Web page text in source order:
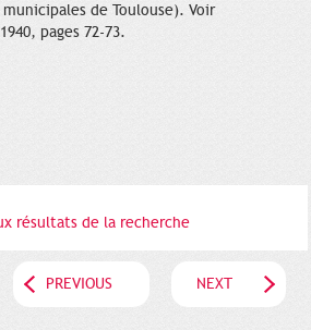
de Toulouse). Voir
pages 72-73.
résultats de la recherche
PREVIOUS NEXT